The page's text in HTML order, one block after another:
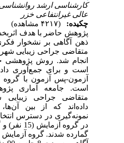
کارشناسی ارشد
عالی غیرانتفاعی خزر
چکیده:
پژوهش حاضر با هدف
ذهن آگاهی بر نشخوار فکری
متقاضی جراحی زیبایی
انجام شد. روش پژوهشی
است و برای جمع‌آوری
آزمون-پس ­آزمون با گروه
است. جامعه آماری
متقاضی جراحی زیبایی
نمونه‌گیری در دسترس
گمارده شدند.گروه آزمایش